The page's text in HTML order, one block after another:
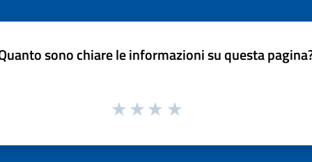
sono chiare le informazioni su questa